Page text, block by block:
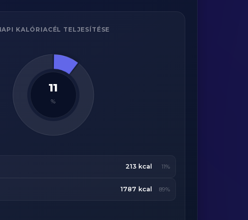
KALÓRIACÉL TELJESÍTÉSE
11
%
213 kcal 11%
1787 kcal 89%